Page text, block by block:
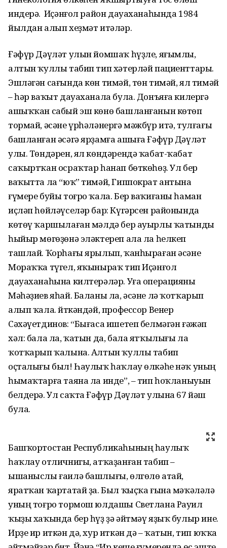
индерә. Ә Иҫәнғол район дауаханаһында 1984
йылдан алып хеҙмәт итәләр.
Ғәфүр Дәүләт улын йомшаҡ һүҙле, яғымлы,
алтын ҡуллы табип тип хәтерләй пациенттары.
Эшләгән сағында көн тимәй, төн тимәй, ял тимәй
– һәр ваҡыт дауаханала була. Донъяға килергә
ашыҡҡан сабый эш көнө башланғанын көтөп
тормай, әсәне үрһәләнергә мәжбүр итә, тулғағы
башланған әсәгә ярҙамға ашыға Ғәфүр Дәүләт
улы. Төндәрен, ял көндәрендә ҡабат-ҡабат
саҡыртҡан осраҡтар һанап бөткөһөҙ. Ул бер
ваҡытта ла “юҡ” тимәй, Гиппократ антына
ғүмере буйы тоғро ҡала. Бер ваҡиғаны һаман
иҫләп һөйләүселәр бар: Күгәрсен районында
көтөү ҡаршылаған мәлдә бер ауырлы ҡатынды
һыйыр мөгөҙөнә эләктереп ала ла һелкеп
ташлай. Ҡорһағы ярылып, ҡанһыраған әсәне
Мораҡҡа түгел, яҡыныраҡ тип Иҫәнғол
дауаханаһына килтерәләр. Уға операцияны
Мәһәҙиев яһай. Баланы ла, әсәне лә ҡотҡарып
алып ҡала. Әйткәндәй, профессор Венер
Сәхәүетдинов: “Бығаса ишетеп белмәгән ғәжәп
хәл: бала ла, ҡатын да, бала ятҡылығы ла
ҡотҡарып ҡалына. Алтын ҡуллы табип
оҫталығы был! Һаулыҡ һаҡлау өлкәһе нәҡ уның
һымаҡтарға таяна ла инде”, – тип һоҡланыуын
белдерә. Ул саҡта Ғәфүр Дәүләт улына 67 йәш
була.
Башҡортостан Республикаһының һаулыҡ
һаҡлау отличнигы, атҡаҙанған табип –
ышаныслы ғаилә башлығы, өлгөлө атай,
яратҡан ҡартатай ҙа. Был ҡыҫҡа ғына мәҡәләлә
уның тоғро тормош юлдашы Светлана Рауил
ҡыҙы хаҡында бер һүҙ ҙә әйтмәү яҙыҡ булыр ине.
Ирҙе ир иткән дә, хур иткән дә – ҡатын, тип юҡҡа